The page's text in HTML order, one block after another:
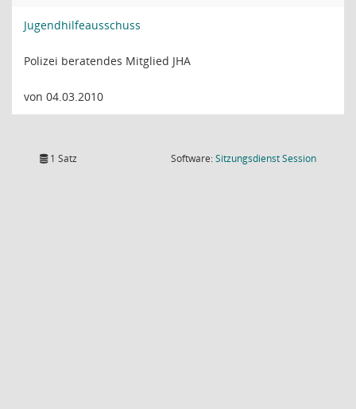
Jugendhilfeausschuss
Polizei beratendes Mitglied JHA
von 04.03.2010
1 Satz Software:SitzungsdienstSession(Wird in